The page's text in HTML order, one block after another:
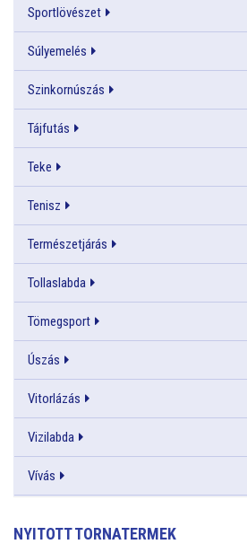
Sportlövészet
Súlyemelés
Szinkornúszás
Tájfutás
Teke
Tenisz
Természetjárás
Tollaslabda
Tömegsport
Úszás
Vitorlázás
Vizilabda
Vívás
NYITOTT TORNATERMEK